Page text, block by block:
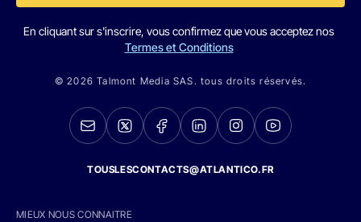
En cliquant sur s'inscrire, vous confirmez que vous acceptez nos
Termes et Conditions
© 2026 Talmont Media SAS. tous droits réservés.
TOUSLESCONTACTS@ATLANTICO.FR
MIEUX NOUS CONNAITRE